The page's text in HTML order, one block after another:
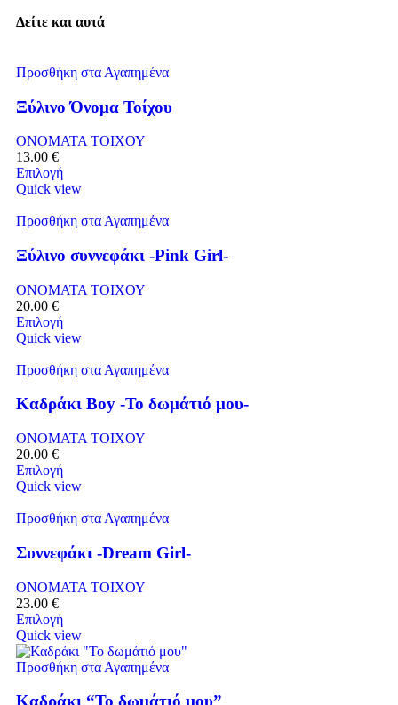
Δείτε και αυτά
Προσθήκη στα Αγαπημένα
Ξύλινο Όνομα Τοίχου
ΟΝΟΜΑΤΑ ΤΟΙΧΟΥ
13.00 €
Επιλογή
Quick view
Προσθήκη στα Αγαπημένα
Ξύλινο συννεφάκι -Pink Girl-
ΟΝΟΜΑΤΑ ΤΟΙΧΟΥ
20.00 €
Επιλογή
Quick view
Προσθήκη στα Αγαπημένα
Καδράκι Boy -Το δωμάτιό μου-
ΟΝΟΜΑΤΑ ΤΟΙΧΟΥ
20.00 €
Επιλογή
Quick view
Προσθήκη στα Αγαπημένα
Συννεφάκι -Dream Girl-
ΟΝΟΜΑΤΑ ΤΟΙΧΟΥ
23.00 €
Επιλογή
Quick view
Προσθήκη στα Αγαπημένα